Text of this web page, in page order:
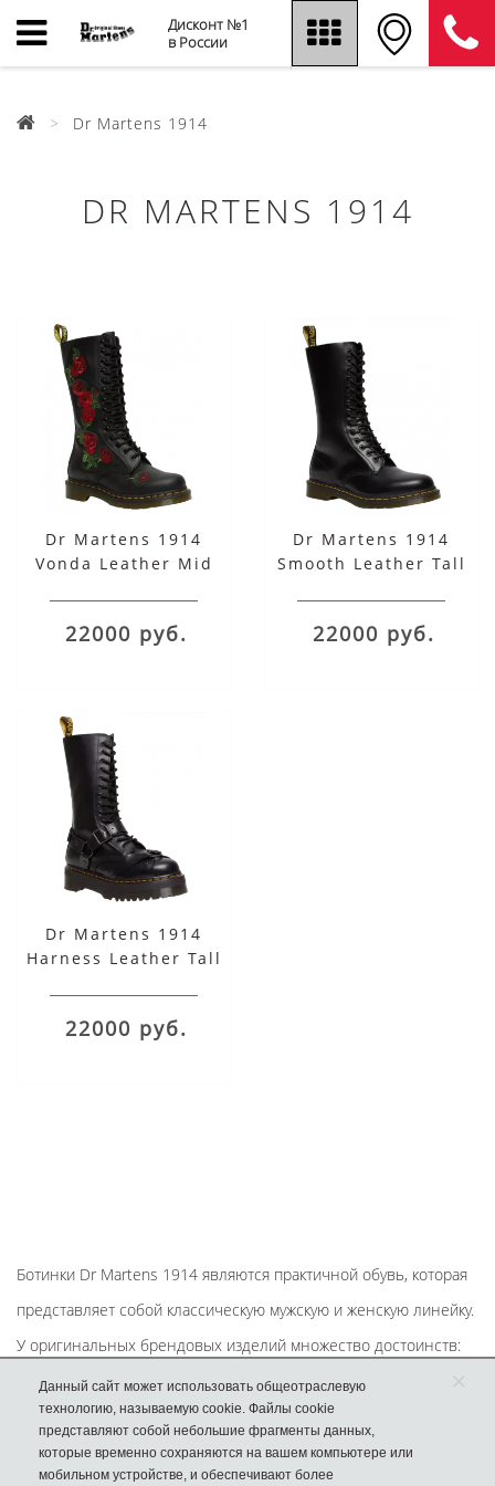
Дисконт №1
в России
Dr Martens 1914
DR MARTENS 1914
Dr Martens 1914
Vonda Leather Mid
22000 руб.
Dr Martens 1914
Smooth Leather Tall
22000 руб.
Dr Martens 1914
Harness Leather Tall
22000 руб.
Ботинки Dr Martens 1914 являются практичной обувь, которая
представляет собой классическую мужскую и женскую линейку.
У оригинальных брендовых изделий множество достоинств:
материал верха - натуральная кожа;
крепкая резиновая подошва с протектором;
крепкая шнуровка спереди;
УЗНАТЬ БОЛЬШЕ
Данный сайт может использовать общеотраслевую
технологию, называемую cookie. Файлы cookie
представляют собой небольшие фрагменты данных,
которые временно сохраняются на вашем компьютере или
мобильном устройстве, и обеспечивают более
×